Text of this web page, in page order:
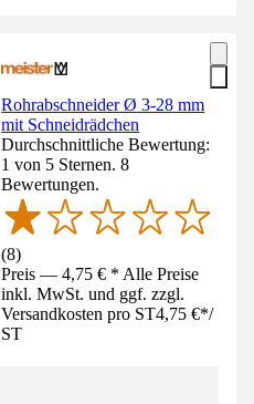
Rohrabschneider Ø 3-28 mm
mit Schneidrädchen
Durchschnittliche Bewertung:
1 von 5 Sternen. 8
Bewertungen.
(8)
Preis — 4,75 € * Alle Preise
inkl. MwSt. und ggf. zzgl.
Versandkosten pro ST4,75 €*/
ST